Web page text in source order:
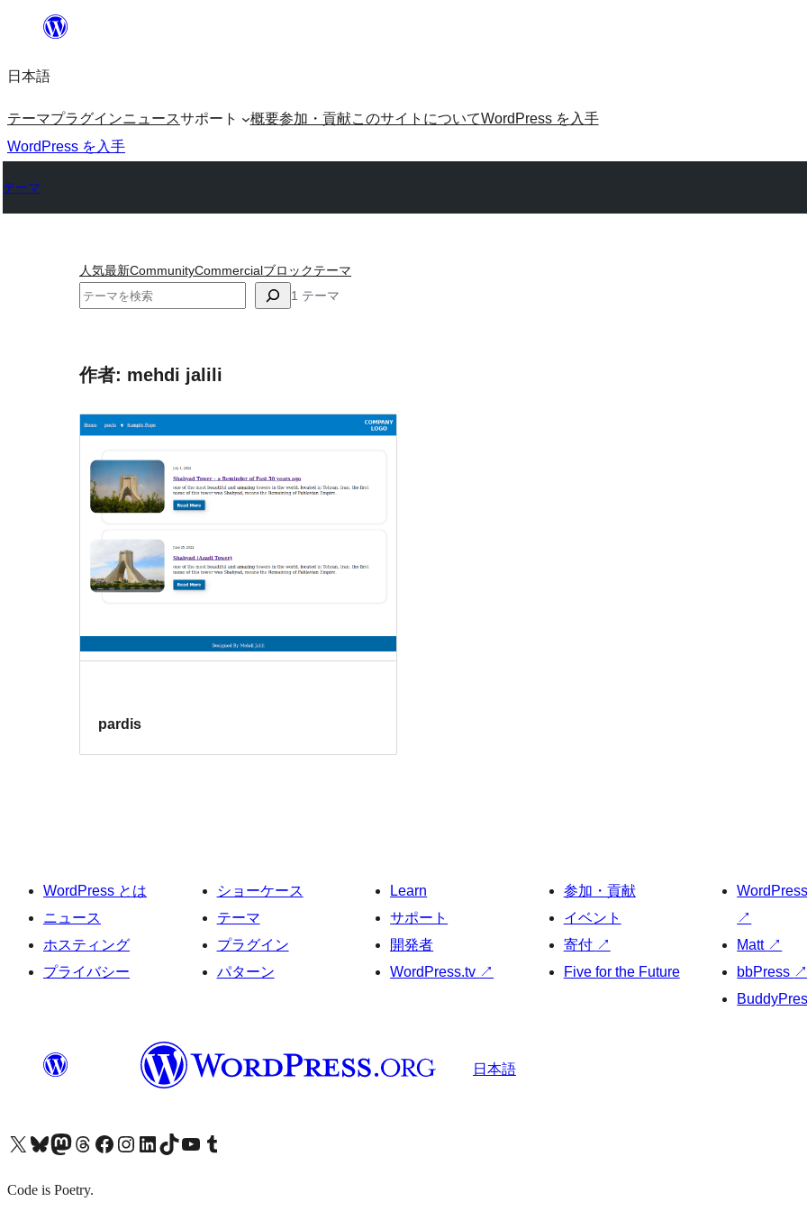
を
ッ
プ
日本語
テーマプラグインニュースサポート 概要参加・貢献このサイトについてWordPress を入手
WordPress を入手
テーマ
人気最新CommunityCommercialブロックテーマ
検
1 テーマ
作者: mehdi jalili
pardis
WordPress とは
ニュース
ホスティング
プライバシー
ショーケース
テーマ
プラグイン
パターン
Learn
サポート
開発者
WordPress.tv ↗
参加・貢献
イベント
寄付 ↗
Five for the Future
↗
Matt ↗
bbPress ↗
日本語
X (旧 Twitter) アカウントへBluesky アカウントへMastodon アカウントへThreads アカウントへ Facebook ページへInstagram アカウントへ LinkedIn アカウントへTikTok アカウントへYouTube チャンネルへ Tumblr アカウントへ
Code is Poetry.